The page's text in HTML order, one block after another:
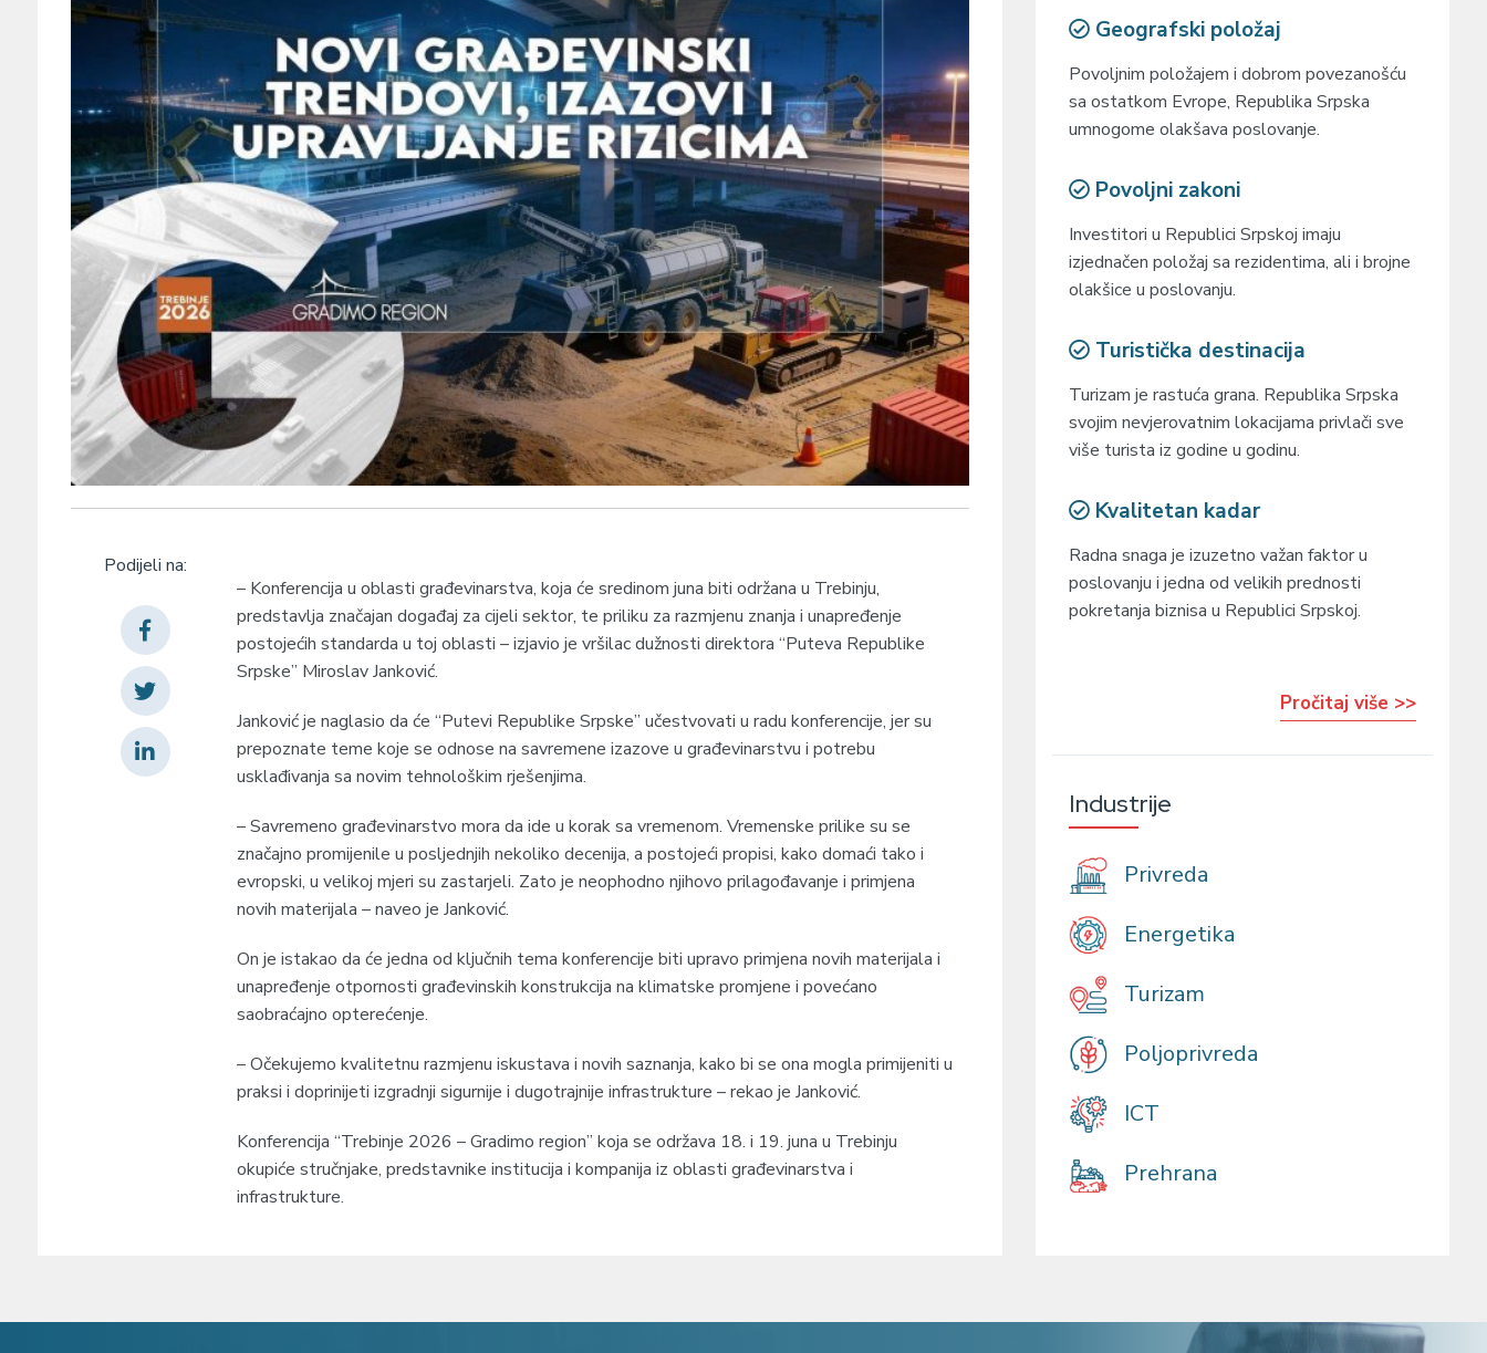
Podijeli na:
– Konferencija u oblasti građevinarstva, koja će sredinom juna biti održana u Trebinju,
predstavlja značajan događaj za cijeli sektor, te priliku za razmjenu znanja i unapređenje
postojećih standarda u toj oblasti – izjavio je vršilac dužnosti direktora “Puteva Republike
Srpske” Miroslav Јanković.
Јanković je naglasio da će “Putevi Republike Srpske” učestvovati u radu konferencije, jer su
prepoznate teme koje se odnose na savremene izazove u građevinarstvu i potrebu
usklađivanja sa novim tehnološkim rješenjima.
– Savremeno građevinarstvo mora da ide u korak sa vremenom. Vremenske prilike su se
značajno promijenile u posljednjih nekoliko decenija, a postojeći propisi, kako domaći tako i
evropski, u velikoj mjeri su zastarjeli. Zato je neophodno njihovo prilagođavanje i primjena
novih materijala – naveo je Јanković.
On je istakao da će jedna od ključnih tema konferencije biti upravo primjena novih materijala i
unapređenje otpornosti građevinskih konstrukcija na klimatske promjene i povećano
saobraćajno opterećenje.
– Očekujemo kvalitetnu razmjenu iskustava i novih saznanja, kako bi se ona mogla primijeniti u
praksi i doprinijeti izgradnji sigurnije i dugotrajnije infrastrukture – rekao je Јanković.
Konferencija “Trebinje 2026 – Gradimo region” koja se održava 18. i 19. juna u Trebinju
okupiće stručnjake, predstavnike institucija i kompanija iz oblasti građevinarstva i
infrastrukture.
Geografski položaj
Povoljnim položajem i dobrom povezanošću
sa ostatkom Evrope, Republika Srpska
umnogome olakšava poslovanje.
Povoljni zakoni
Investitori u Republici Srpskoj imaju
izjednačen položaj sa rezidentima, ali i brojne
olakšice u poslovanju.
Turistička destinacija
Turizam je rastuća grana. Republika Srpska
svojim nevjerovatnim lokacijama privlači sve
više turista iz godine u godinu.
Kvalitetan kadar
Radna snaga je izuzetno važan faktor u
poslovanju i jedna od velikih prednosti
pokretanja biznisa u Republici Srpskoj.
Pročitaj više >>
Industrije
Privreda
Energetika
Turizam
Poljoprivreda
ICT
Prehrana